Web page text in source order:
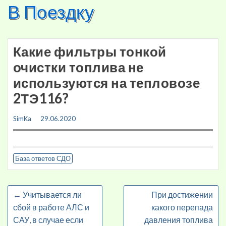
SkipВ Поездку
Какие фильтры тонкой
очистки топлива не
используются на тепловозе
2ТЭ116?
SimKa 29.06.2020
База ответов СДО
← Учитывается ли
сбой в работе АЛС и
САУ, в случае если
При достижении
какого перепада
давления топлива